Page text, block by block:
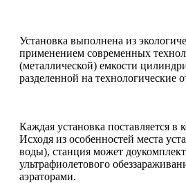
Установка выполнена из
применением современных
(металлической) емкости
разделенной на технологические
Каждая установка поставляется в
Исходя из особенностей места
воды), станция может
ультрафиолетового
аэраторами.